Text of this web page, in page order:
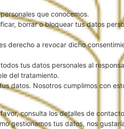
que conocemos.
borrar o bloquear tus datos
derecho a revocar dicho
tus datos personales al
del tratamiento.
datos. Nosotros cumplimos con
consulta los detalles de
gestionamos tus datos, nos